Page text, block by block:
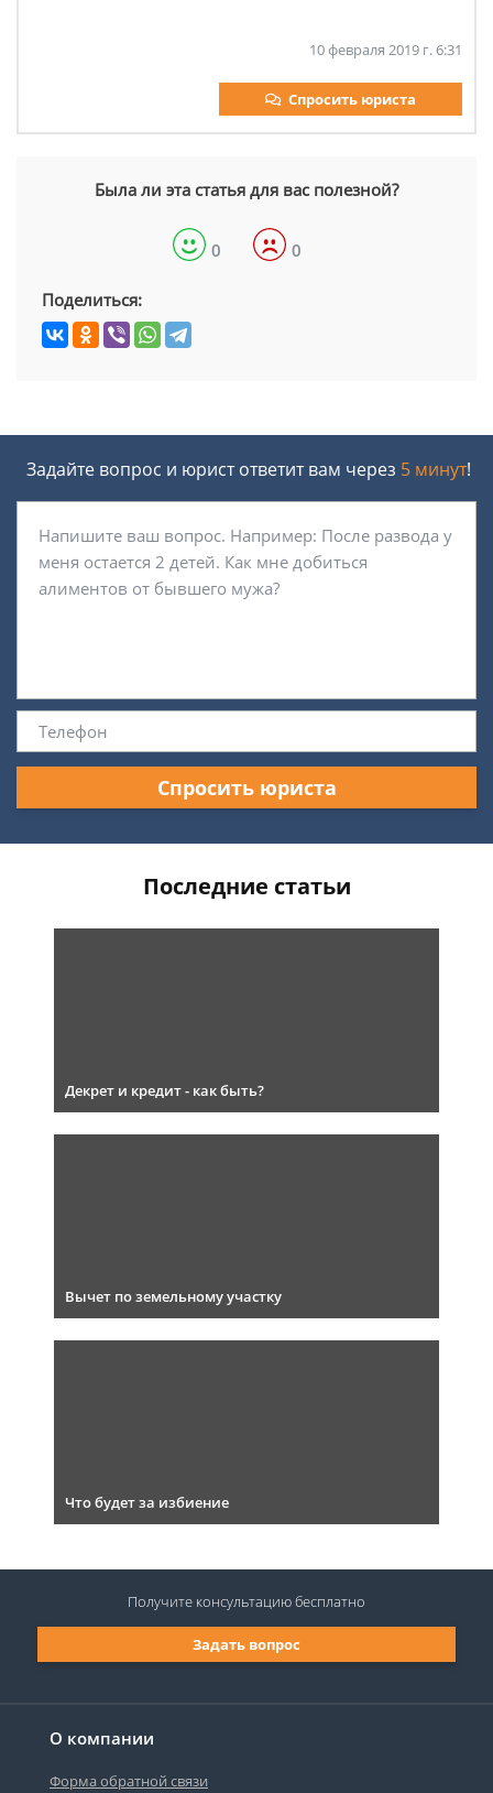
10 февраля 2019 г. 6:31
Спросить юриста
Была ли эта статья для вас полезной?
0 0
Поделиться:
Задайте вопрос и юрист ответит вам через 5 минут!
Спросить юриста
Последние статьи
Декрет и кредит - как быть?
Вычет по земельному участку
Что будет за избиение
О компании
Форма обратной связи
Задать вопрос
Получите консультациюбесплатно